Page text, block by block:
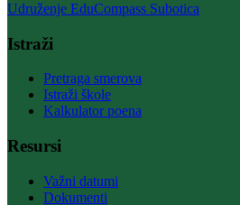
Udruženje EduCompass Subotica
Istraži
Pretraga smerova
Istraži škole
Kalkulator poena
Resursi
Važni datumi
Dokumenti